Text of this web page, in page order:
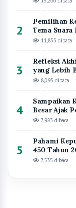
2
Pemilihan
Tema Suara
11,853 dibaca
3
Refleksi
yang Lebih
8,095 dibaca
4
Sampaikan
Besar Ajak
7,983 dibaca
5
Pahami
450 Tahun
7,535 dibaca